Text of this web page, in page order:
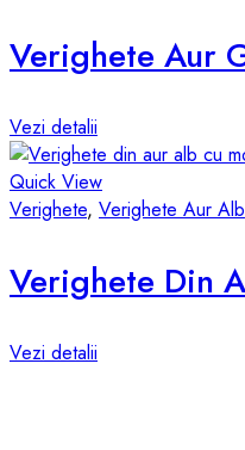
Vezi detalii
Quick View
Verighete, Verighete Aur Alb
Vezi detalii